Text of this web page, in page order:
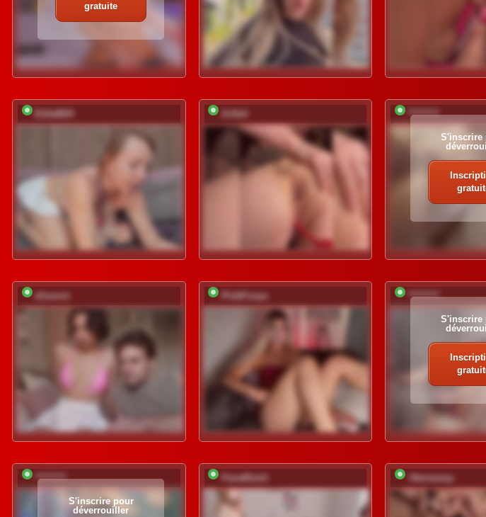
gratuite
EditaMilf A-Huli *********
S'inscrire
elisonni PinkFoxya *********
S'inscrire
*********
S'inscrire pour
déverrouiller
FanatKenli -Hennessy-